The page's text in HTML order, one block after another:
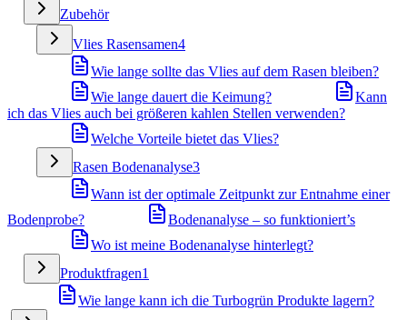
Zubehör
Vlies Rasensamen4
Wie lange sollte das Vlies auf dem Rasen bleiben?
Wie lange dauert die Keimung?
Kann
ich das Vlies auch bei größeren kahlen Stellen verwenden?
Welche Vorteile bietet das Vlies?
Rasen Bodenanalyse3
Wann ist der optimale Zeitpunkt zur Entnahme einer
Bodenprobe?
Bodenanalyse – so funktioniert’s
Wo ist meine Bodenanalyse hinterlegt?
Produktfragen1
Wie lange kann ich die Turbogrün Produkte lagern?